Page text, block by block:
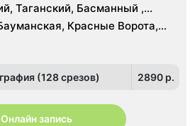
Таганский, Басманный ,
Красные Ворота,
Лубянка, Площадь Ильича,
Чкаловская
(128 срезов) 2890 p.
Онлайн запись